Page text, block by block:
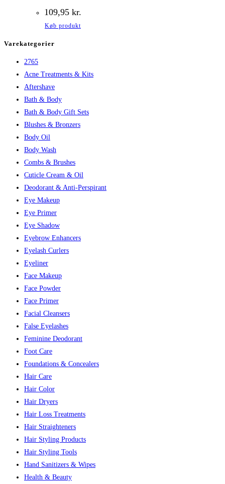
109,95 kr.
Køb produkt
Varekategorier
2765
Acne Treatments & Kits
Aftershave
Bath & Body
Bath & Body Gift Sets
Blushes & Bronzers
Body Oil
Body Wash
Combs & Brushes
Cuticle Cream & Oil
Deodorant & Anti-Perspirant
Eye Makeup
Eye Primer
Eye Shadow
Eyebrow Enhancers
Eyelash Curlers
Eyeliner
Face Makeup
Face Powder
Face Primer
Facial Cleansers
False Eyelashes
Feminine Deodorant
Foot Care
Foundations & Concealers
Hair Care
Hair Color
Hair Dryers
Hair Loss Treatments
Hair Straighteners
Hair Styling Products
Hair Styling Tools
Hand Sanitizers & Wipes
Health & Beauty